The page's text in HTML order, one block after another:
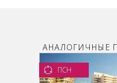
АНАЛОГИЧНЫЕ
ПСН